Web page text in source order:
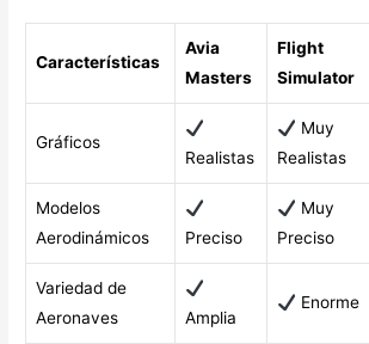
Características
Avia
Masters
Flight
Simulator
Gráficos
Realistas
Muy
Realistas
Modelos
Aerodinámicos
Preciso
Muy
Preciso
Variedad de
Aeronaves
Amplia
Enorme